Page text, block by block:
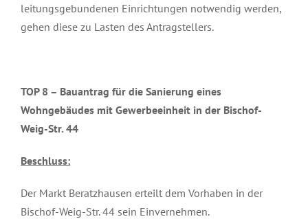
leitungsgebundenen Einrichtungen notwendig werden,
gehen diese zu Lasten des Antragstellers.
TOP 8 – Bauantrag für die Sanierung eines
Wohngebäudes mit Gewerbeeinheit in der Bischof-
Weig-Str. 44
Beschluss:
Der Markt Beratzhausen erteilt dem Vorhaben in der
Bischof-Weig-Str. 44 sein Einvernehmen.